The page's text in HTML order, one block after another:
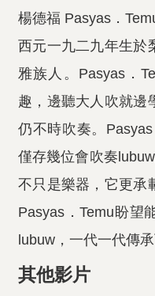
楊德福 Pasyas．
西元一九二九年生於
雅族人。Pasyas．
趣，邊聽大人吹就邊
仍不時吹奏。
僅存幾位會吹奏
不只是樂器，它更承
Pasyas．Temu盼望
lubuw，一代一代傳承
其他影片